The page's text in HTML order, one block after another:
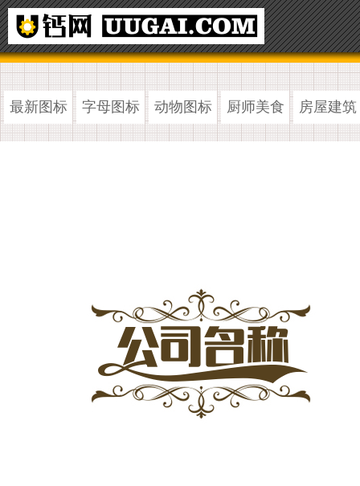
最新图标 字母图标 动物图标 厨师美食 房屋建筑